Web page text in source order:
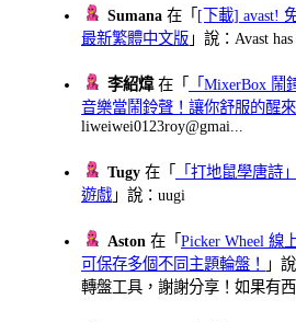
Sumana 在「 [下載] avast!
最新繁體中文版 」說：Avast has
李紹煒在「
「MixerBox 鬧
音樂當鬧鈴聲！讓你舒服的醒
liweiwei0123roy@gmai...
Tugy 在「
「打地鼠學唐詩
遊戲 」說：uugi
Aston 在「Picker Wheel 線
可保存多個不同主題輪盤！
」
轉盤工具，謝謝分享！如果有西